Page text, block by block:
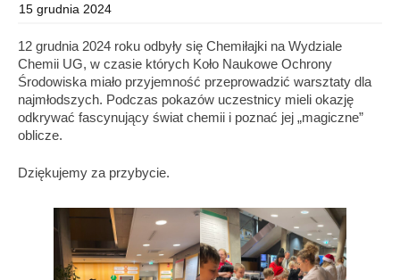
15 grudnia 2024
12 grudnia 2024 roku odbyły się Chemiłajki na Wydziale
Chemii UG, w czasie których Koło Naukowe Ochrony
Środowiska miało przyjemność przeprowadzić warsztaty dla
najmłodszych. Podczas pokazów uczestnicy mieli okazję
odkrywać fascynujący świat chemii i poznać jej „magiczne”
oblicze.
Dziękujemy za przybycie.